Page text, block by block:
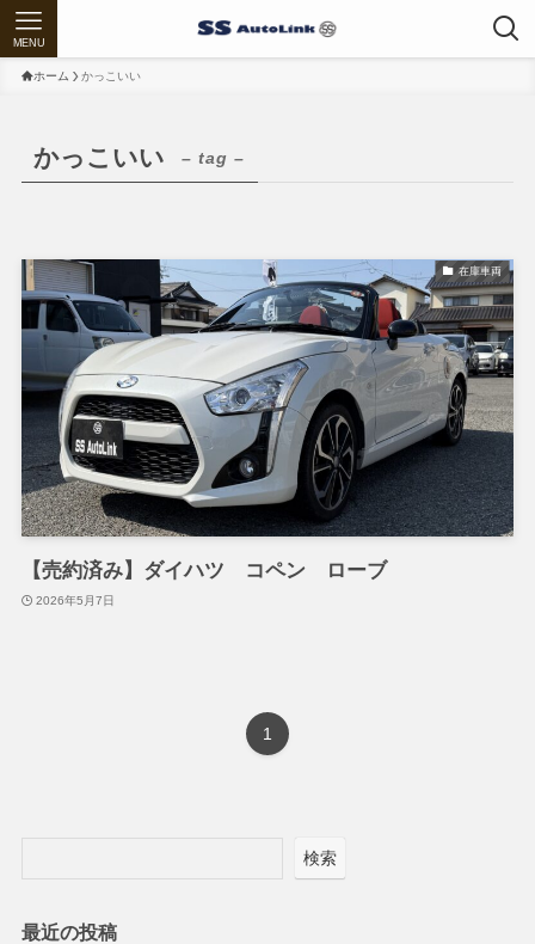
MENU
ホーム かっこいい
かっこいい – tag –
在庫車両
【売約済み】ダイハツ コペン ローブ
2026年5月7日
1
検索
最近の投稿